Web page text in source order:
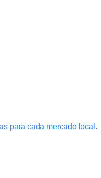
para cada mercado local.